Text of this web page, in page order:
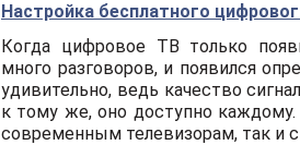
Настройка бесплатного
Когда цифровое ТВ только
много разговоров, и появился
удивительно, ведь качество
к тому же, оно доступно
современным телевизорам, так и